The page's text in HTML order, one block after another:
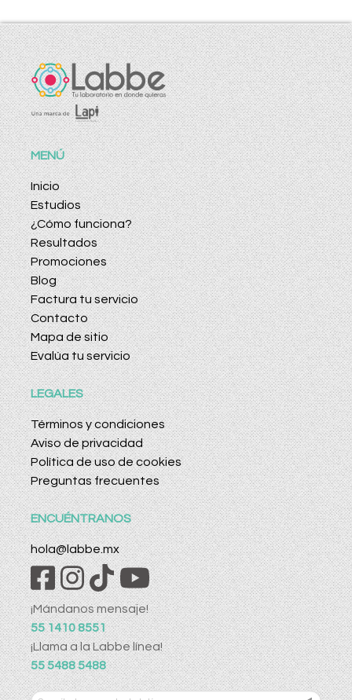
MENÚ
Inicio
Estudios
¿Cómo funciona?
Resultados
Promociones
Blog
Factura tu servicio
Contacto
Mapa de sitio
Evalúa tu servicio
LEGALES
Términos y condiciones
Aviso de privacidad
Política de uso de cookies
Preguntas frecuentes
ENCUÉNTRANOS
hola@labbe.mx
¡Mándanos mensaje!
55 1410 8551
¡Llama a la Labbe línea!
55 5488 5488